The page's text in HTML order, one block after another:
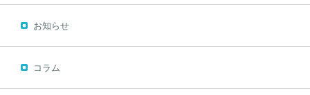
お知らせ
コラム